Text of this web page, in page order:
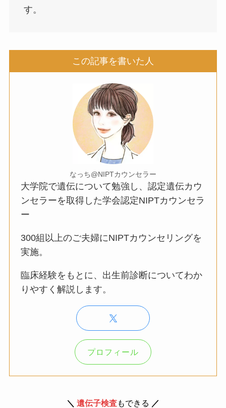
す。
この記事を書いた人
なっち@NIPTカウンセラー
大学院で遺伝について勉強し、認定遺伝カウ
ンセラーを取得した学会認定NIPTカウンセラ
ー
300組以上のご夫婦にNIPTカウンセリングを
実施。
臨床経験をもとに、出生前診断についてわか
りやすく解説します。
プロフィール
＼ 遺伝子検査もできる ／